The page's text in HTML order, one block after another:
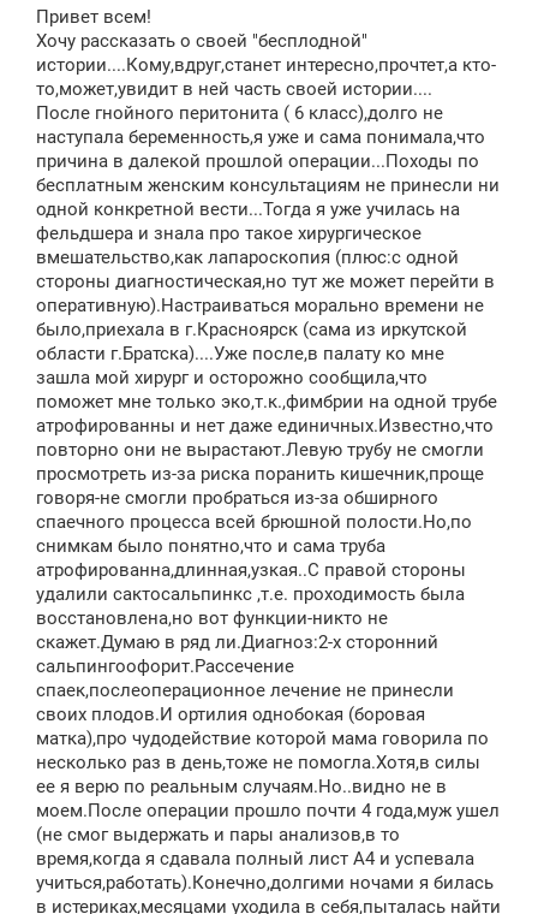
щ
н
и
Привет всем!
Хочу рассказать о своей "бесплодной"
истории....Кому,вдруг,станет интересно,прочтет,а кто-
то,может,увидит в ней часть своей истории....
После гнойного перитонита ( 6 класс),долго не
наступала беременность,я уже и сама понимала,что
причина в далекой прошлой операции...Походы по
бесплатным женским консультациям не принесли ни
одной конкретной вести...Тогда я уже училась на
фельдшера и знала про такое хирургическое
вмешательство,как лапароскопия (плюс:с одной
стороны диагностическая,но тут же может перейти в
оперативную).Настраиваться морально времени не
было,приехала в г.Красноярск (сама из иркутской
области г.Братска)....Уже после,в палату ко мне
зашла мой хирург и осторожно сообщила,что
поможет мне только эко,т.к.,фимбрии на одной трубе
атрофированны и нет даже единичных.Известно,что
повторно они не вырастают.Левую трубу не смогли
просмотреть из-за риска поранить кишечник,проще
говоря-не смогли пробраться из-за обширного
спаечного процесса всей брюшной полости.Но,по
снимкам было понятно,что и сама труба
атрофированна,длинная,узкая..С правой стороны
удалили сактосальпинкс ,т.е. проходимость была
восстановлена,но вот функции-никто не
скажет.Думаю в ряд ли.Диагноз:2-х сторонний
сальпингоофорит.Рассечение
спаек,послеоперационное лечение не принесли
своих плодов.И ортилия однобокая (боровая
матка),про чудодействие которой мама говорила по
несколько раз в день,тоже не помогла.Хотя,в силы
ее я верю по реальным случаям.Но..видно не в
моем.После операции прошло почти 4 года,муж ушел
(не смог выдержать и пары анализов,в то
время,когда я сдавала полный лист А4 и успевала
учиться,работать).Конечно,долгими ночами я билась
в истериках,месяцами уходила в себя,пыталась найти